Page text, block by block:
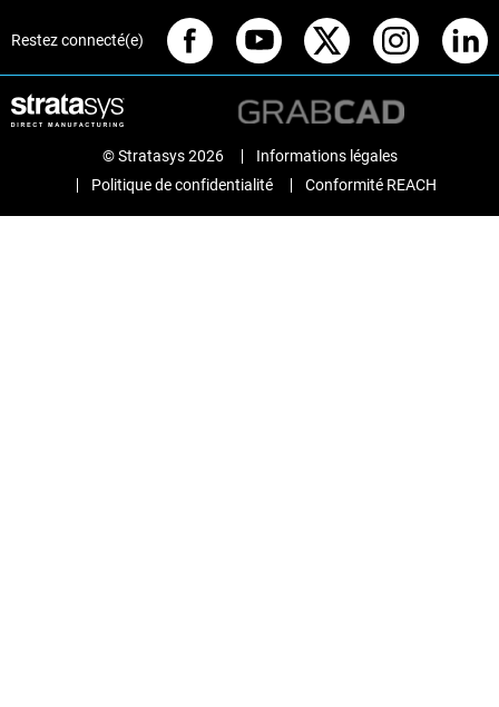
Restez connecté(e)
© Stratasys 2026
Informations légales
Politique de confidentialité
Conformité REACH